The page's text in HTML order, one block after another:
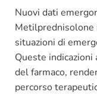
Nuovi dati
situazioni di
Queste indicazioni
del farmaco,
percorso